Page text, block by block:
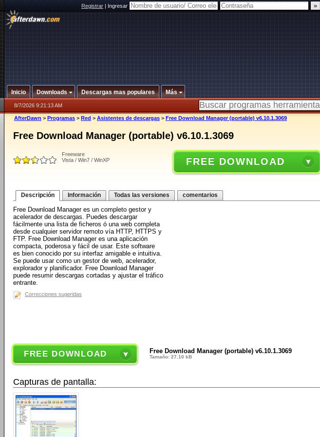
Registrar|Ingresar
Inicio Downloads Descargas mas populares Más
8/7/2026 9:21:13 AM
AfterDawn > Programas > Red > Asistentes de descargas > Free Download Manager (portable) v6.10.1.3069
Free Download Manager (portable) v6.10.1.3069
Freeware
Vista / Win7 / WinXP
FREE DOWNLOAD
Descripción Información Todas las versiones comentarios
Free Download Manager es un completo gestor y
acelerador de descargas. Puedes descargar
fácilmente una lista de ficheros ó una web completa
desde cualquier servidor remoto vía HTTP, HTTPS y
FTP. Free Download Manager es una aplicación
compacta, poderosa y fácil de usar. Este software
es bien conocido por su interfaz amigable e intuitiva.
Se puede usar como un gestor de web, acelerador,
explorador y planificador. Free Download Manager
puede resumir descargas cortadas y ajustar el tráfico
entrante.
Correcciones sugeridas
FREE DOWNLOAD Free Download Manager (portable) v6.10.1.3069
Tamaño: 27.10 kB
Capturas de pantalla: